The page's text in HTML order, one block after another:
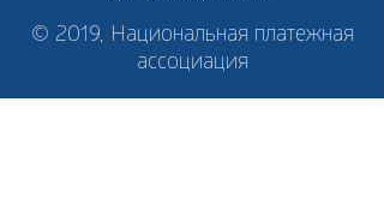
© 2019, Национальная платежная
ассоциация